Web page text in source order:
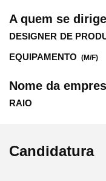
A quem se
DESIGNER DE
EQUIPAMENTO (M/F)
Nome da
RAIO
Candidatura